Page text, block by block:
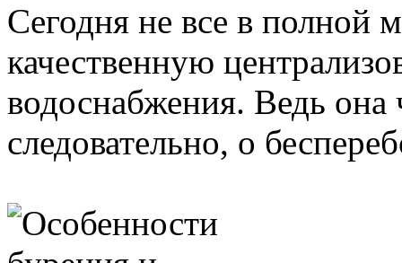
Сегодня не все в полной
качественную
водоснабжения. Ведь она
следовательно, о